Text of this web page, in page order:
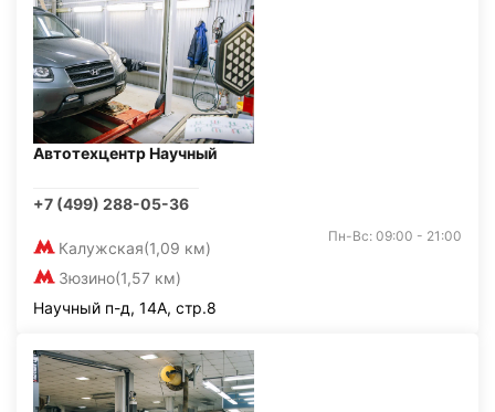
Автотехцентр Научный
+7 (499) 288-05-36
Калужская(1,09 км)
Зюзино(1,57 км)
Пн-Вс: 09:00 - 21:00
Научный п-д, 14А, стр.8